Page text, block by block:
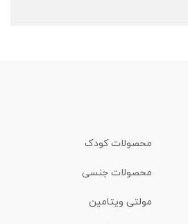
محصولات کودک
محصولات جنسی
مولتی ویتامین